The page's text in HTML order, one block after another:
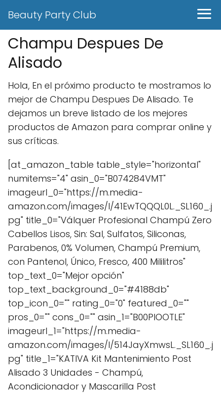
Beauty Party Club
Champu Despues De
Alisado
Hola, En el próximo producto te mostramos lo
mejor de Champu Despues De Alisado. Te
dejamos un breve listado de los mejores
productos de Amazon para comprar online y
sus críticas.
[at_amazon_table table_style="horizontal"
numitems="4" asin_0="B074284VMT"
imageurl_0="https://m.media-
amazon.com/images/I/41EwTQQQL0L._SL160_.j
pg" title_0="Válquer Profesional Champú Zero
Cabellos Lisos, Sin: Sal, Sulfatos, Siliconas,
Parabenos, 0% Volumen, Champú Premium,
con Pantenol, Único, Fresco, 400 Mililitros"
top_text_0="Mejor opción"
top_text_background_0="#4188db"
top_icon_0="" rating_0="0" featured_0=""
pros_0="" cons_0="" asin_1="B00PIOOTLE"
imageurl_1="https://m.media-
amazon.com/images/I/514JayXmwsL._SL160_.j
pg" title_1="KATIVA Kit Mantenimiento Post
Alisado 3 Unidades - Champú,
Acondicionador y Mascarilla Post